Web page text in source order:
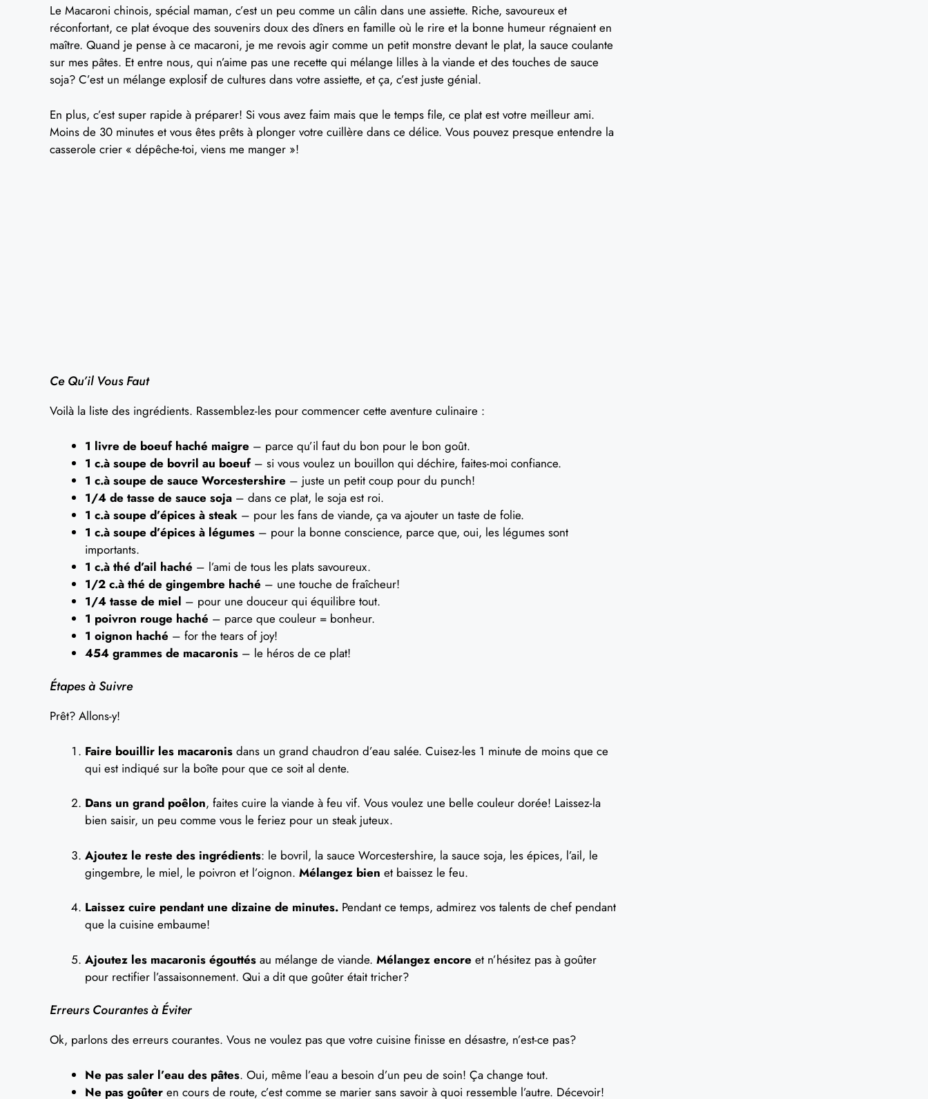
Le Macaroni chinois, spécial maman, c’est un peu comme un câlin dans une assiette. Riche, savoureux et
réconfortant, ce plat évoque des souvenirs doux des dîners en famille où le rire et la bonne humeur régnaient en
maître. Quand je pense à ce macaroni, je me revois agir comme un petit monstre devant le plat, la sauce coulante
sur mes pâtes. Et entre nous, qui n’aime pas une recette qui mélange lilles à la viande et des touches de sauce
soja? C’est un mélange explosif de cultures dans votre assiette, et ça, c’est juste génial.
En plus, c’est super rapide à préparer! Si vous avez faim mais que le temps file, ce plat est votre meilleur ami.
Moins de 30 minutes et vous êtes prêts à plonger votre cuillère dans ce délice. Vous pouvez presque entendre la
casserole crier « dépêche-toi, viens me manger »!
Ce Qu’il Vous Faut
Voilà la liste des ingrédients. Rassemblez-les pour commencer cette aventure culinaire :
1 livre de boeuf haché maigre – parce qu’il faut du bon pour le bon goût.
1 c.à soupe de bovril au boeuf– si vous voulez un bouillon qui déchire, faites-moi confiance.
1 c.à soupe de sauce Worcestershire – juste un petit coup pour du punch!
1/4 de tasse de sauce soja – dans ce plat, le soja est roi.
1 c.à soupe d’épices à steak – pour les fans de viande, ça va ajouter un taste de folie.
1 c.à soupe d’épices à légumes – pour la bonne conscience, parce que, oui, les légumes sont
importants.
1 c.à thé d’ail haché – l’ami de tous les plats savoureux.
1/2 c.à thé de gingembre haché – une touche de fraîcheur!
1/4 tasse de miel – pour une douceur qui équilibre tout.
1 poivron rouge haché – parce que couleur = bonheur.
1 oignon haché – for the tears of joy!
454 grammes de macaronis – le héros de ce plat!
Étapes à Suivre
Prêt? Allons-y!
Faire bouillir les macaronis dans un grand chaudron d’eau salée. Cuisez-les 1 minute de moins que ce
qui est indiqué sur la boîte pour que ce soit al dente.
Dans un grand poêlon, faites cuire la viande à feu vif. Vous voulez une belle couleur dorée! Laissez-la
bien saisir, un peu comme vous le feriez pour un steak juteux.
Ajoutez le reste des ingrédients: le bovril, la sauce Worcestershire, la sauce soja, les épices, l’ail, le
gingembre, le miel, le poivron et l’oignon. Mélangez bien et baissez le feu.
Laissez cuire pendant une dizaine de minutes. Pendant ce temps, admirez vos talents de chef pendant
que la cuisine embaume!
Ajoutez les macaronis égouttés au mélange de viande. Mélangez encore et n’hésitez pas à goûter
pour rectifier l’assaisonnement. Qui a dit que goûter était tricher?
Erreurs Courantes à Éviter
Ok, parlons des erreurs courantes. Vous ne voulez pas que votre cuisine finisse en désastre, n’est-ce pas?
Ne pas saler l’eau des pâtes. Oui, même l’eau a besoin d’un peu de soin! Ça change tout.
Ne pas goûter en cours de route, c’est comme se marier sans savoir à quoi ressemble l’autre. Décevoir!